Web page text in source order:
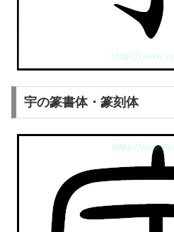
宇の篆書体・篆刻体